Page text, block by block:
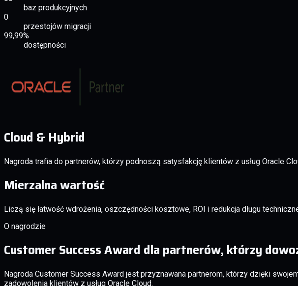
baz produkcyjnych
0
przestojów migracji
99,99%
dostępności
Cloud & Hybrid
Nagroda trafia do partnerów, którzy podnoszą satysfakcję klientów z usług Oracle
Mierzalna wartość
Liczą się łatwość wdrożenia, oszczędności kosztowe, ROI i redukcja długu
O nagrodzie
Customer Success Award dla partnerów, którzy
Nagroda Customer Success Award jest przyznawana partnerom, którzy dzięki
zadowolenia klientów z usług Oracle Cloud.